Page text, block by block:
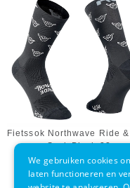
Fietssok Northwave Ride &
Sock Black 22
€ 16,00
We gebruiken cookies
laten functioneren en